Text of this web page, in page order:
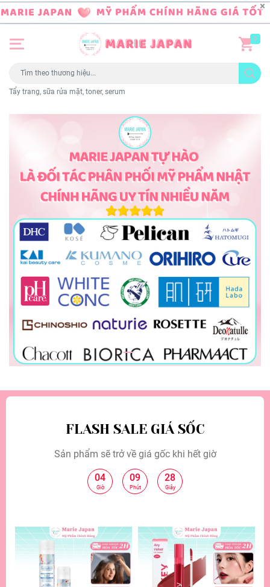
Tẩy trang, sữa rửa mặt, toner, serum
0
FLASH SALE GIÁ SỐC
Sản phẩm sẽ trở về giá gốc khi hết giờ
04
Giờ
09
Phút
26
Giây